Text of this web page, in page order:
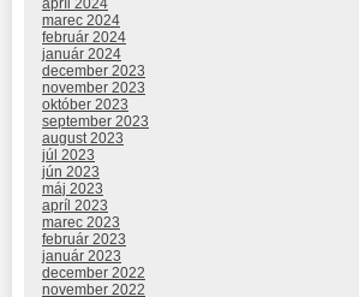
apríl 2024
marec 2024
február 2024
január 2024
december 2023
november 2023
október 2023
september 2023
august 2023
júl 2023
jún 2023
máj 2023
apríl 2023
marec 2023
február 2023
január 2023
december 2022
november 2022